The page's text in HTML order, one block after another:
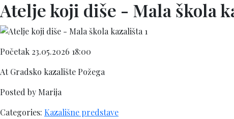
Atelje koji diše - Mala škola
Početak 23.05.2026 18:00
At Gradsko kazalište Požega
Posted by Marija
Categories: Kazališne predstave